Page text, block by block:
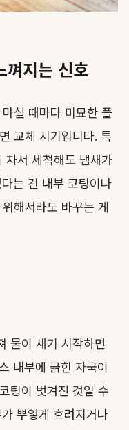
껴지는 신호
실 때마다 미묘한 플
교체 시기입니다. 특
차서 세척해도 냄새가
는 건 내부 코팅이나
해서라도 바꾸는 게
물이 새기 시작하면
내부에 긁힌 자국이
팅이 벗겨진 것일 수
뿌옇게 흐려지거나